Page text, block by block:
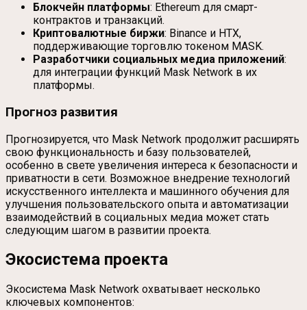
Блокчейн платформы: Ethereum для смарт-
контрактов и транзакций.
Криптовалютные биржи: Binance и HTX,
поддерживающие торговлю токеном MASK.
Разработчики социальных медиа приложений:
для интеграции функций Mask Network в их
платформы.
Прогноз развития
Прогнозируется, что Mask Network продолжит расширять
свою функциональность и базу пользователей,
особенно в свете увеличения интереса к безопасности и
приватности в сети. Возможное внедрение технологий
искусственного интеллекта и машинного обучения для
улучшения пользовательского опыта и автоматизации
взаимодействий в социальных медиа может стать
следующим шагом в развитии проекта.
Экосистема проекта
Экосистема Mask Network охватывает несколько
ключевых компонентов: